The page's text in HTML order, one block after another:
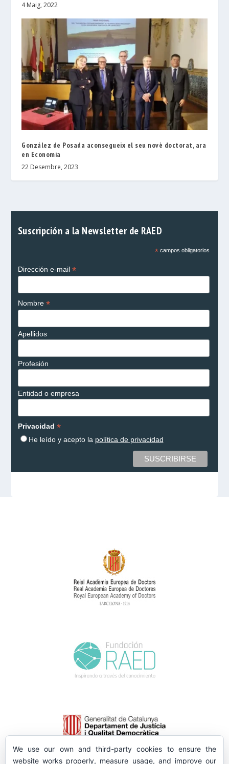
4 Maig, 2022
González de Posada aconsegueix el seu novè doctorat, ara
en Economia
22 Desembre, 2023
Suscripción a la Newsletter de RAED
*campos obligatorios
Dirección e-mail *
Nombre *
Apellidos
Profesión
Entidad o empresa
Privacidad *
He leído y acepto la política de privacidad
We use our own and third-party cookies to ensure the
website works properly, measure usage, and improve our